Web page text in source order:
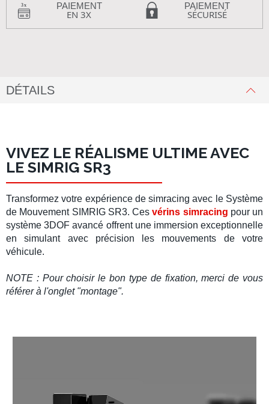
PAIEMENT
EN 3X
PAIEMENT
SÉCURISÉ
DÉTAILS
VIVEZ LE RÉALISME ULTIME AVEC
LE SIMRIG SR3
Transformez votre expérience desimracing avec le Système
de Mouvement SIMRIG SR3. Cesvérins simracing pour un
système 3DOF avancé offrent une immersion exceptionnelle
en simulant avec précision les mouvements de votre
véhicule.
NOTE : Pour choisir le bon type de fixation, merci de vous
référer à l'onglet "montage".